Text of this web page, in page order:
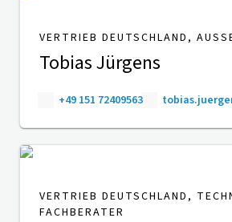
VERTRIEB DEUTSCHLAND,
Tobias Jürgens
+49 151 72409563
VERTRIEB DEUTSCHLAND,
FACHBERATER